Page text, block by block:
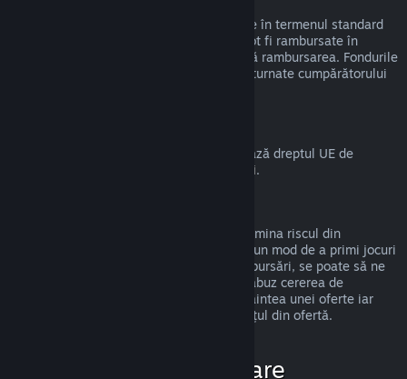
Cadourile nerevendicate pot fi rambursate în termenul standard
de 14 zile/2 ore. Cadourile revendicate pot fi rambursate în
aceleași condiții dacă destinatarul inițiază rambursarea. Fondurile
folosite pentru a cumpăra cadoul vor fi returnate cumpărătorului
Pentru o explicație despre cum funcționează dreptul UE de
apasă aici.
Rambursările sunt disponibile pentru a elimina riscul din
cumpărarea titlurilor de pe Steam—nu ca un mod de a primi jocuri
gratis. Dacă observăm că abuzezi de rambursări, se poate să ne
oprim din a ți le oferi. Nu considerăm un abuz cererea de
rambursare a unui titlu cumpărat chiar înaintea unei oferte iar
apoi cumpărarea imediată a titlului la prețul din ofertă.
Cum solicit o rambursare